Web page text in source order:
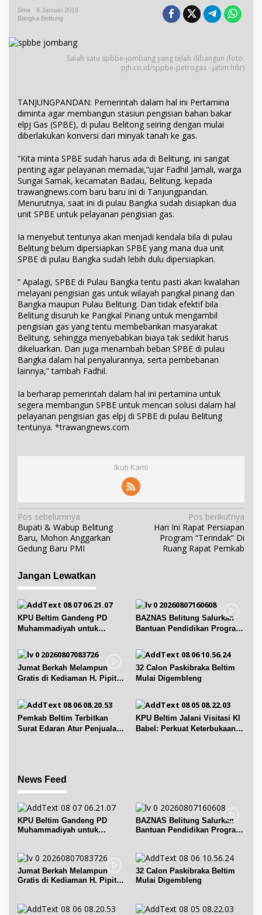
Sma
8 Januari 2019
Bangka Belitung
Salah satu spbbe-jombang yang telah dibangun (foto:
pjh.co,id/sppbe-petrogas - jatim hilir)
TANJUNGPANDAN: Pemerintah dalam hal ini Pertamina
diminta agar membangun stasiun pengisian bahan bakar
elpj Gas (SPBE), di pulau Belitong seiring dengan mulai
diberlakukan konversi dari minyak tanah ke gas.
“Kita minta SPBE sudah harus ada di Belitung, ini sangat
penting agar pelayanan memadai,”ujar Fadhil Jamali, warga
Sungai Samak, kecamatan Badau, Belitung, kepada
trawangnews.com baru baru ini di Tanjungpandan.
Menurutnya, saat ini di pulau Bangka sudah disiapkan dua
unit SPBE untuk pelayanan pengisian gas.
Ia menyebut tentunya akan menjadi kendala bila di pulau
Belitung belum dipersiapkan SPBE yang mana dua unit
SPBE di pulau Bangka sudah lebih dulu dipersiapkan.
” Apalagi, SPBE di Pulau Bangka tentu pasti akan kwalahan
melayani pengisian gas untuk wilayah pangkal pinang dan
Bangka maupun Pulau Belitung. Dan tidak efektif bila
Belitung disuruh ke Pangkal Pinang untuk mengambil
pengisian gas yang tentu membebankan masyarakat
Belitung, sehingga menyebabkan biaya tak sedikit harus
dikeluarkan. Dan juga menambah beban SPBE di pulau
Bangka dalam hal penyalurannya, serta pembebanan
lainnya,” tambah Fadhil.
Ia berharap pemerintah dalam hal ini pertamina untuk
segera membangun SPBE untuk mencari solusi dalam hal
pelayanan pengisian gas elpj di SPBE di pulau Belitung
tentunya. *trawangnews.com
Ikuti Kami
N
a
v
g
a
s
i
p
s
Pos sebelumnya
Bupati & Wabup Belitung
Baru, Mohon Anggarkan
Gedung Baru PMI
Pos berikutnya
Hari Ini Rapat Persiapan
Program “Terindak” Di
Ruang Rapat Pemkab
Jangan Lewatkan
KPU Beltim Gandeng PD
Muhammadiyah untuk
BAZNAS Belitung Salurkan
Bantuan Pendidikan Program
Jumat Berkah Melampun
Gratis di Kediaman H. Pipit
32 Calon Paskibraka Beltim
Mulai Digembleng
Pemkab Beltim Terbitkan
Surat Edaran Atur Penjualan
KPU Beltim Jalani Visitasi KI
Babel: Perkuat Keterbukaan
News Feed
KPU Beltim Gandeng PD
Muhammadiyah untuk
BAZNAS Belitung Salurkan
Bantuan Pendidikan Program
Jumat Berkah Melampun
Gratis di Kediaman H. Pipit
32 Calon Paskibraka Beltim
Mulai Digembleng